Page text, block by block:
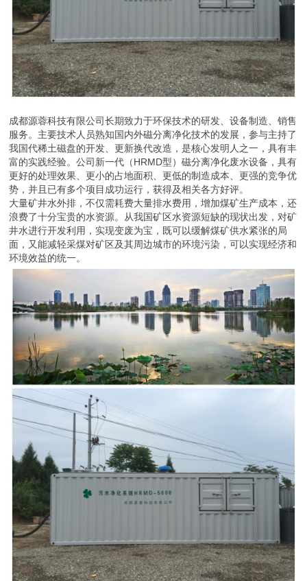
成都源蓉科技有限公司长期致力于环保技术的研发、设备制造、销售
服务。主要技术人员熟知国内外磁分离净化技术的发展，参与主持了
我国代稀土磁盘的开发、更新换代改造，是核心发明人之一，具有丰
富的实践经验。公司新一代（HRMD型）磁分离净化废水设备，具有
更好的处理效果、更小的占地面积、更低的制造成本、更强的竞争优
势，并且已有多个项目成功运行，获得及相关各方好评。
大量矿井水外排，不仅需耗费大量排水费用，增加煤矿生产成本，还
浪费了十分宝贵的水资源。从我国矿区水资源短缺的现状出发，对矿
井水进行开发利用，实现变废为宝，既可以缓解煤矿供水紧张的局
面，又能减轻采煤对矿区及其周边城市的环境污染，可以实现经济和
环境效益的统一。